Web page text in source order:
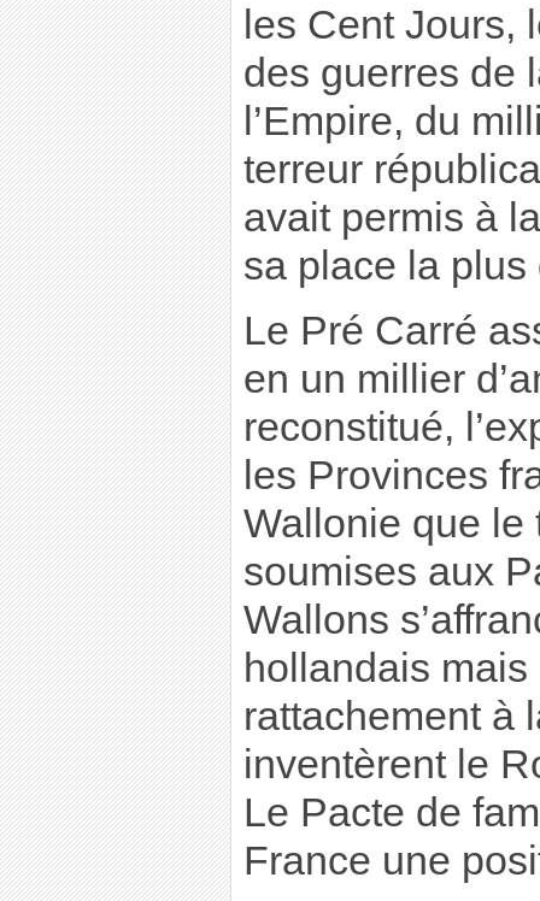
les Cent Jours,
des guerres de
l’Empire, du
terreur
avait permis à
sa place la
Le Pré Carré
en un millier
reconstitué,
les Provinces
Wallonie que le
soumises aux
Wallons
hollandais
rattachement à
inventèrent le
Le Pacte de
France une